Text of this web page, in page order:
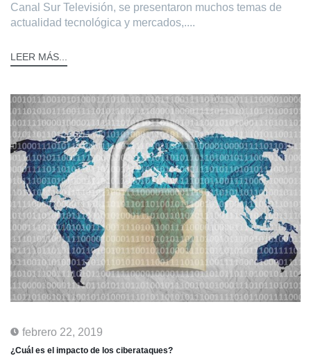
Canal Sur Televisión, se presentaron muchos temas de
actualidad tecnológica y mercados,....
LEER MÁS...
febrero 22, 2019
¿Cuál es el impacto de los ciberataques?